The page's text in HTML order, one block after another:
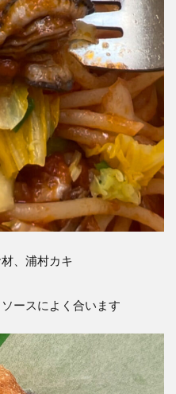
、浦村カキ
ースによく合います